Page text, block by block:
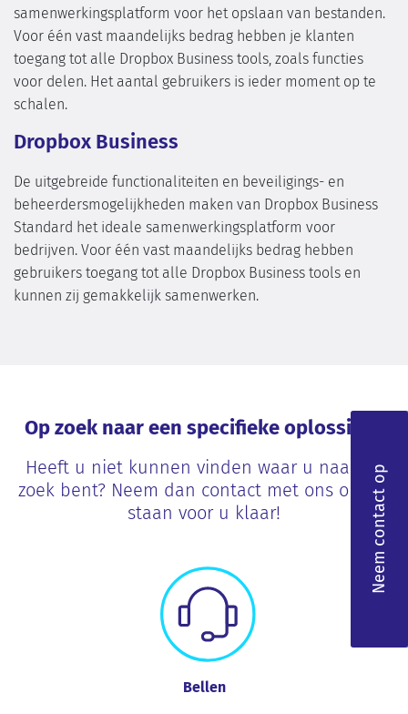
Neem contact op
samenwerkingsplatform voor het opslaan van bestanden.
Voor één vast maandelijks bedrag hebben je klanten
toegang tot alle Dropbox Business tools, zoals functies
voor delen. Het aantal gebruikers is ieder moment op te
schalen.
Dropbox Business
De uitgebreide functionaliteiten en beveiligings- en
beheerdersmogelijkheden maken van Dropbox Business
Standard het ideale samenwerkingsplatform voor
bedrijven. Voor één vast maandelijks bedrag hebben
gebruikers toegang tot alle Dropbox Business tools en
kunnen zij gemakkelijk samenwerken.
Op zoek naar een specifieke oplossing?
Heeft u niet kunnen vinden waar u naar op
zoek bent? Neem dan contact met ons op, wij
staan voor u klaar!
Bellen